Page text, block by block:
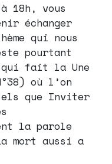
18h, vous
échanger
qui nous
pourtant
qui fait la Une
où l’on
que Inviter
la parole
mort aussi a